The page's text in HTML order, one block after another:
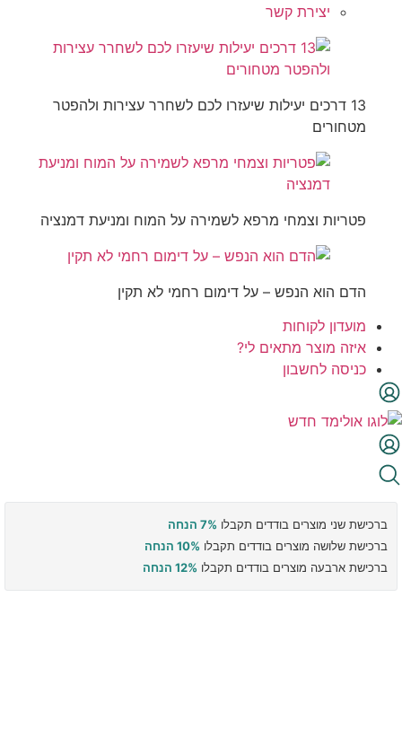
יצירת קשר
13 דרכים יעילות שיעזרו לכם לשחרר עצירות ולהפטר
מטחורים
פטריות וצמחי מרפא לשמירה על המוח ומניעת דמנציה
הדם הוא הנפש – על דימום רחמי לא תקין
מועדון לקוחות
איזה מוצר מתאים לי?
כניסה לחשבון
ברכישת שני מוצרים בודדים תקבלו 7% הנחה
ברכישת שלושה מוצרים בודדים תקבלו 10% הנחה
ברכישת ארבעה מוצרים בודדים תקבלו 12% הנחה